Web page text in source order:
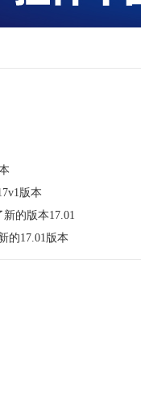
版本
新的版本17.01
的17.01版本